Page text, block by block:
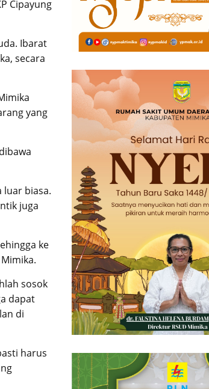
Cipayung
Ibarat
secara
yang
luar biasa.
juga
ke
sosok
dapat
di
harus